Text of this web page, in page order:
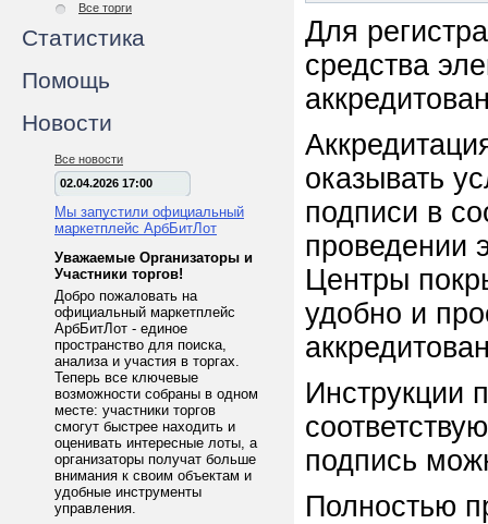
Все торги
Статистика
Помощь
Новости
Все новости
02.04.2026 17:00
Мы запустили официальный
маркетплейс АрбБитЛот
Уважаемые Организаторы и
Участники торгов!
Добро пожаловать на
официальный маркетплейс
АрбБитЛот - единое
пространство для поиска,
анализа и участия в торгах.
Теперь все ключевые
возможности собраны в одном
месте: участники торгов
смогут быстрее находить и
оценивать интересные лоты, а
организаторы получат больше
внимания к своим объектам и
удобные инструменты
управления.
Для
средства
оказывать
подписи в
проведении
Центры
удобно и
Инструкции
подпись
Полностью